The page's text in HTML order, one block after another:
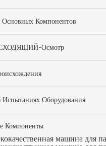
Основных Компонентов
Осмотр
Оборудования
Компоненты